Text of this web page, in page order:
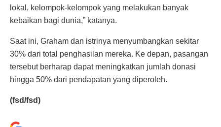
lokal, kelompok-kelompok yang melakukan banyak
kebaikan bagi dunia,” katanya.
Saat ini, Graham dan istrinya menyumbangkan sekitar
30% dari total penghasilan mereka. Ke depan, pasangan
tersebut berharap dapat meningkatkan jumlah donasi
hingga 50% dari pendapatan yang diperoleh.
(fsd/fsd)